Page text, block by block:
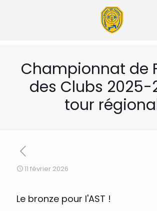
Championnat de
des Clubs 2025-
tour
11 février 2026
Le bronze pour l'AST !